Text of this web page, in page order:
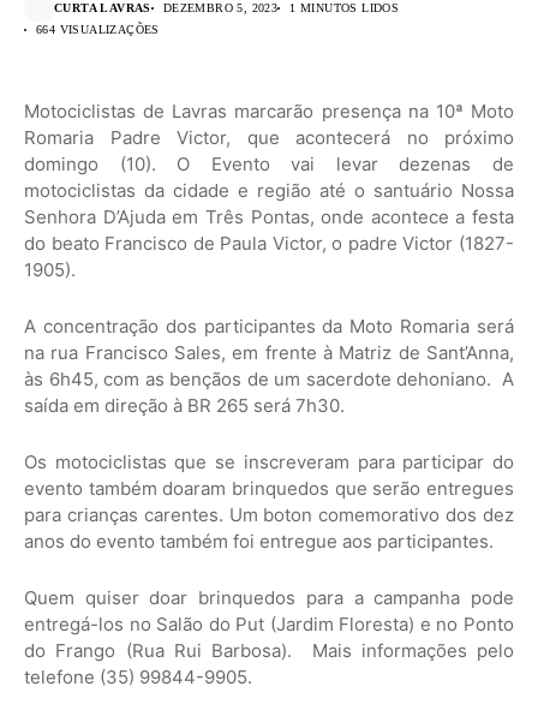
CURTA LAVRAS DEZEMBRO 5, 2023
1 MINUTOS LIDOS
664 VISUALIZAÇÕES
Motociclistas de Lavras marcarão presença na 10ª Moto
Romaria Padre Victor, que acontecerá no próximo
domingo (10). O Evento vai levar dezenas de
motociclistas da cidade e região até o santuário Nossa
Senhora D’Ajuda em Três Pontas, onde acontece a festa
do beato Francisco de Paula Victor, o padre Victor (1827-
1905).
A concentração dos participantes da Moto Romaria será
na rua Francisco Sales, em frente à Matriz de Sant’Anna,
às 6h45, com as bençãos de um sacerdote dehoniano. A
saída em direção à BR 265 será 7h30.
Os motociclistas que se inscreveram para participar do
evento também doaram brinquedos que serão entregues
para crianças carentes. Um boton comemorativo dos dez
anos do evento também foi entregue aos participantes.
Quem quiser doar brinquedos para a campanha pode
entregá-los no Salão do Put (Jardim Floresta) e no Ponto
do Frango (Rua Rui Barbosa). Mais informações pelo
telefone (35) 99844-9905.